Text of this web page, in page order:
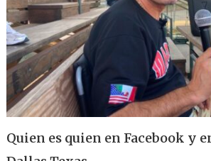
Quien es quien en Facebook y